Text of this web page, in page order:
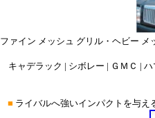
ファイン メッシュ グリル・ヘビー
キャデラック | シボレー | ＧＭＣ |
■ ライバルへ強いインパクトを与